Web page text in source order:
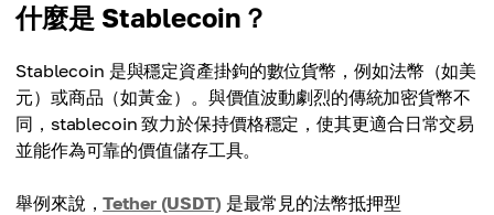
什麼是 Stablecoin？
Stablecoin 是與穩定資產掛鉤的數位貨幣，例如法幣（如美
元）或商品（如黃金）。與價值波動劇烈的傳統加密貨幣不
同，stablecoin 致力於保持價格穩定，使其更適合日常交易
並能作為可靠的價值儲存工具。
舉例來說，Tether (USDT) 是最常見的法幣抵押型